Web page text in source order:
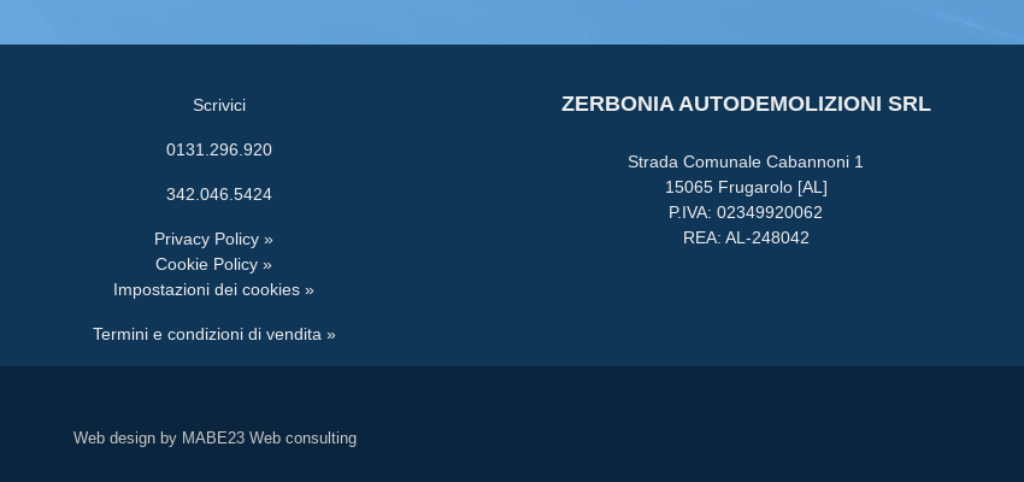
Scrivici
0131.296.920
342.046.5424
Privacy Policy »
Cookie Policy »
Impostazioni dei cookies »
Termini e condizioni di vendita »
ZERBONIA AUTODEMOLIZIONI SRL
Strada Comunale Cabannoni 1
15065 Frugarolo [AL]
P.IVA: 02349920062
REA: AL-248042
Web design by MABE23 Web consulting